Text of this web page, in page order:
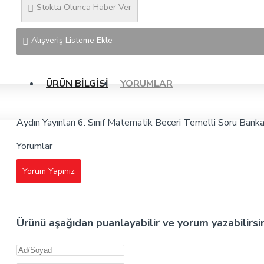
Stokta Olunca Haber Ver
Alışveriş Listeme Ekle
ÜRÜN BILGISI YORUMLAR
Aydın Yayınları 6. Sınıf Matematik Beceri Temelli Soru
Yorumlar
Yorum Yapınız
Ürünü aşağıdan puanlayabilir ve yorum